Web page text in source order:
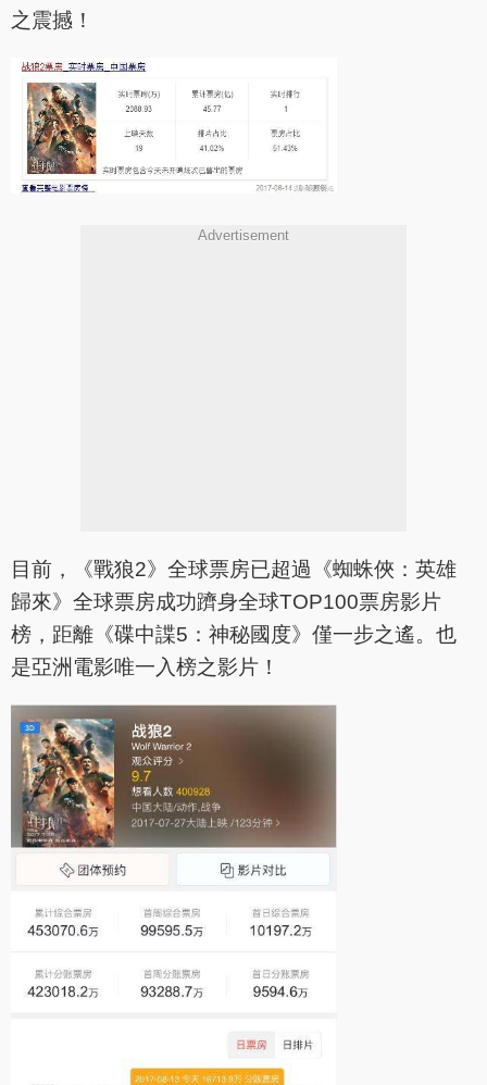
之震撼！
Advertisement
目前，《戰狼2》全球票房已超過《蜘蛛俠：英雄
歸來》全球票房成功躋身全球TOP100票房影片
榜，距離《碟中諜5：神秘國度》僅一步之遙。也
是亞洲電影唯一入榜之影片！